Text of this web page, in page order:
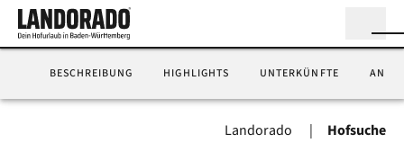
Hofsuche
BESCHREIBUNG HIGHLIGHTS UNTERKÜNFTE